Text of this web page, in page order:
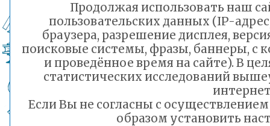
Продолжая использовать наш
пользовательских данных (IP-
браузера, разрешение дисплея,
поисковые системы, фразы, баннеры, с
и проведённое время на сайте). В
статистических исследований
Если Вы не согласны с
образом установить